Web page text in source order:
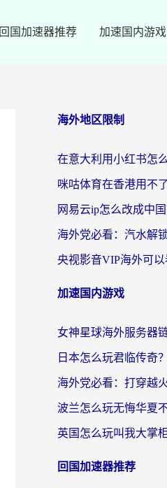
回国加速器推荐 加速国内游戏
海外地区限制
加速国内游戏
回国加速器推荐